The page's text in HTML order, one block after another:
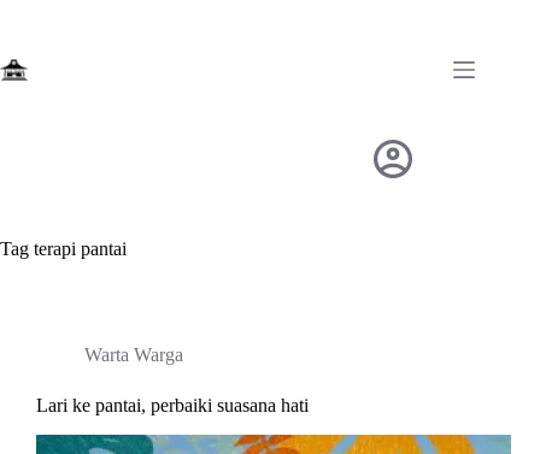
Tag terapi pantai
Warta Warga
Lari ke pantai, perbaiki suasana hati